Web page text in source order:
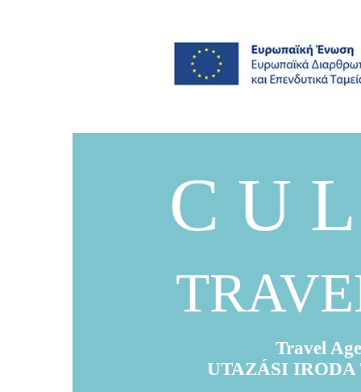
C U
Travel
UTAZÁSI IRODA